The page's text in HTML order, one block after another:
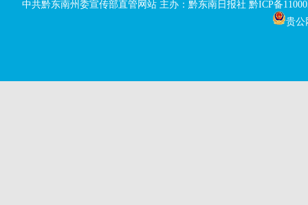
中共黔东南州委宣传部直管网站 主办：黔东南日报社 黔ICP备
贵公